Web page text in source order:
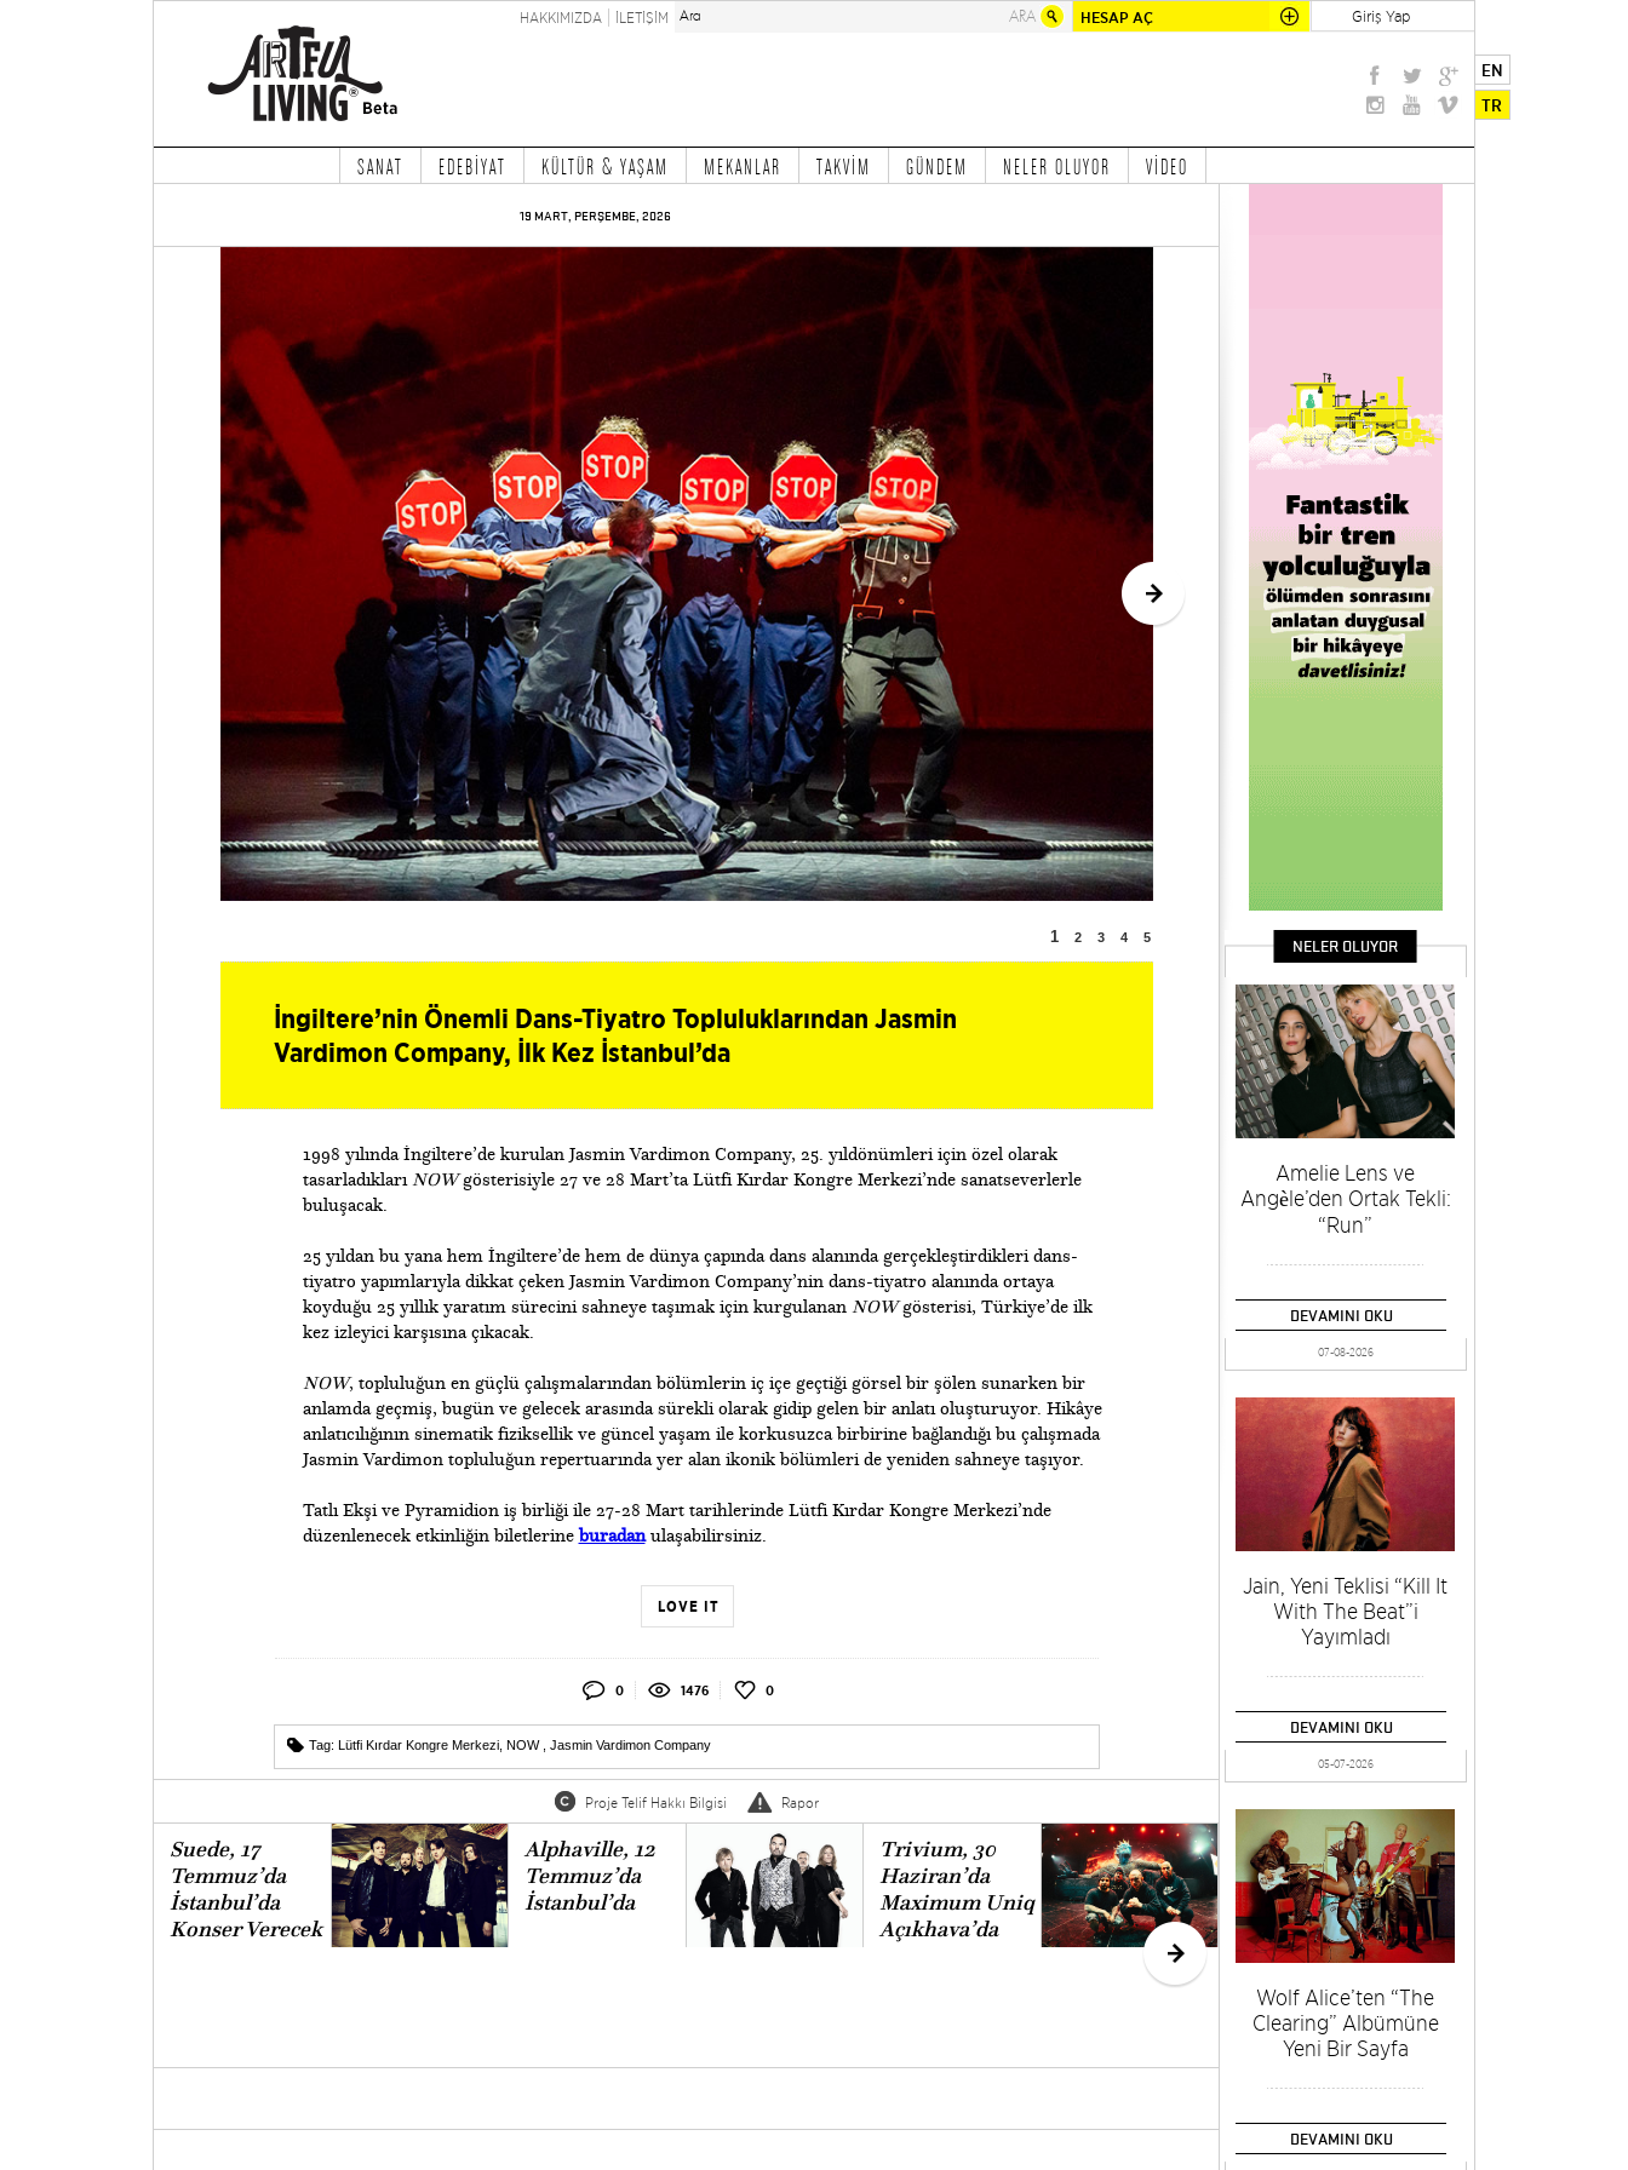
HESAP AÇ Giriş Yap
HAKKIMIZDA İLETİŞİM
EN
TR
SANAT EDEBİYAT KÜLTÜR & YAŞAM MEKANLAR TAKVİM GÜNDEM NELER OLUYOR VİDEO
19 MART, PERŞEMBE, 2026
1 2 3 4 5
İngiltere’nin Önemli Dans-Tiyatro Topluluklarından Jasmin
Vardimon Company, İlk Kez İstanbul’da
1998 yılında İngiltere’de kurulan Jasmin Vardimon Company, 25. yıldönümleri için özel olarak
tasarladıklarıNOWgösterisiyle 27 ve 28 Mart’ta Lütfi Kırdar Kongre Merkezi’nde sanatseverlerle
buluşacak.
25 yıldan bu yana hem İngiltere’de hem de dünya çapında dans alanında gerçekleştirdikleri dans-
tiyatro yapımlarıyla dikkat çeken Jasmin Vardimon Company’nin dans-tiyatro alanında ortaya
koyduğu 25 yıllık yaratım sürecini sahneye taşımak için kurgulanan NOWgösterisi, Türkiye’de ilk
kez izleyici karşısına çıkacak.
NOW, topluluğun en güçlü çalışmalarından bölümlerin iç içe geçtiği görsel bir şölen sunarken bir
anlamda geçmiş, bugün ve gelecek arasında sürekli olarak gidip gelen bir anlatı oluşturuyor. Hikâye
anlatıcılığının sinematik fiziksellik ve güncel yaşam ile korkusuzca birbirine bağlandığı bu çalışmada
Jasmin Vardimon topluluğun repertuarında yer alan ikonik bölümleri de yeniden sahneye taşıyor.
​Tatlı Ekşi ve Pyramidion iş birliği ile 27-28 Mart tarihlerinde Lütfi Kırdar Kongre Merkezi’nde
düzenlenecek etkinliğin biletlerineburadanulaşabilirsiniz.
LOVE IT
0 1476 0
Tag: Lütfi Kırdar Kongre Merkezi NOW Jasmin Vardimon Company
Proje Telif Hakkı Bilgisi Rapor
Suede, 17
Temmuz’da
İstanbul’da
Konser Verecek
Alphaville, 12
Temmuz’da
İstanbul’da
Trivium, 30
Haziran’da
Maximum Uniq
Açıkhava’da
Son Feci
Bisiklet, 22
Mayıs’ta
KüçükÇiftlik
Park
NELER OLUYOR
Amelie Lens ve
Angèle’den Ortak Tekli:
“Run”
DEVAMINI OKU
07-08-2026
Jain, Yeni Teklisi “Kill It
With The Beat”i
Yayımladı
DEVAMINI OKU
05-07-2026
Wolf Alice’ten “The
Clearing” Albümüne
Yeni Bir Sayfa
DEVAMINI OKU